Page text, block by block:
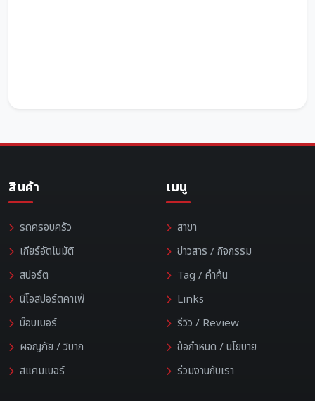
สินค้า
รถครอบครัว
เกียร์อัตโนมัติ
สปอร์ต
นีโอสปอร์ตคาเฟ่
บ๊อบเบอร์
ผจญภัย / วิบาก
สแคมเบอร์
เมนู
สาขา
ข่าวสาร / กิจกรรม
Tag / คำค้น
Links
รีวิว / Review
ข้อกำหนด / นโยบาย
ร่วมงานกับเรา